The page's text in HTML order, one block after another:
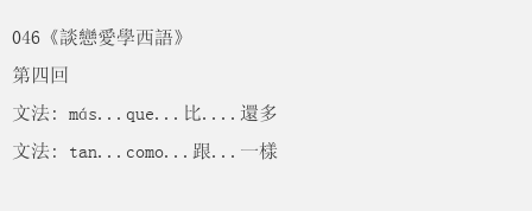
046《談戀愛學西語》
第四回
文法: más...que...比....還多
文法: tan...como...跟...一樣